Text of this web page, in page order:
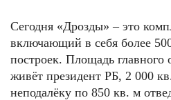
Сегодня «Дрозды» – это
включающий в себя более
построек. Площадь главного
живёт президент РБ, 2 000
неподалёку по 850 кв. м